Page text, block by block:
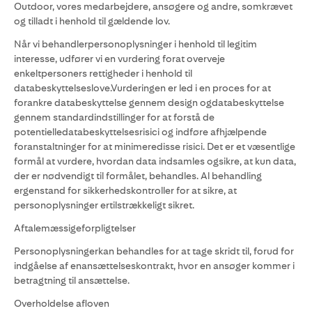
Outdoor, vores medarbejdere, ansøgere og andre, somkrævet
og tilladt i henhold til gældende lov.
Når vi behandlerpersonoplysninger i henhold til legitim
interesse, udfører vi en vurdering forat overveje
enkeltpersoners rettigheder i henhold til
databeskyttelseslove.Vurderingen er led i en proces for at
forankre databeskyttelse gennem design ogdatabeskyttelse
gennem standardindstillinger for at forstå de
potentielledatabeskyttelsesrisici og indføre afhjælpende
foranstaltninger for at minimeredisse risici. Det er et væsentlige
formål at vurdere, hvordan data indsamles ogsikre, at kun data,
der er nødvendigt til formålet, behandles. Al behandling
ergenstand for sikkerhedskontroller for at sikre, at
personoplysninger ertilstrækkeligt sikret.
Aftalemæssigeforpligtelser
Personoplysningerkan behandles for at tage skridt til, forud for
indgåelse af enansættelseskontrakt, hvor en ansøger kommer i
betragtning til ansættelse.
Overholdelse afloven